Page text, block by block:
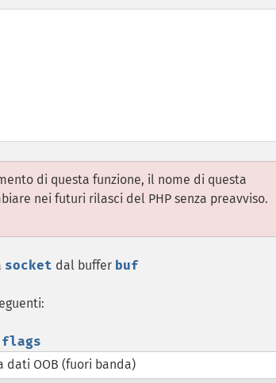
di questa funzione, il nome di questa
nei futuri rilasci del PHP senza preavviso.
socket dal buffer buf
flags
dati OOB (fuori banda)